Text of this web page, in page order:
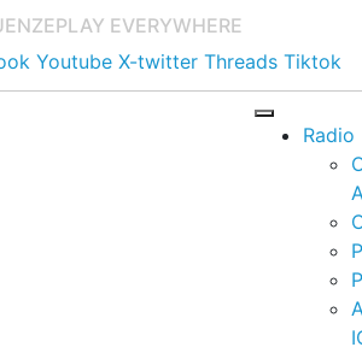
PLAY EVERYWHERE
Youtube X-twitter Threads Tiktok
Radio